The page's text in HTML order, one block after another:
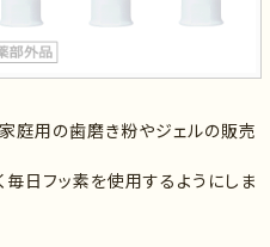
庭用の歯磨き粉やジェルの販売
日フッ素を使用するようにしま